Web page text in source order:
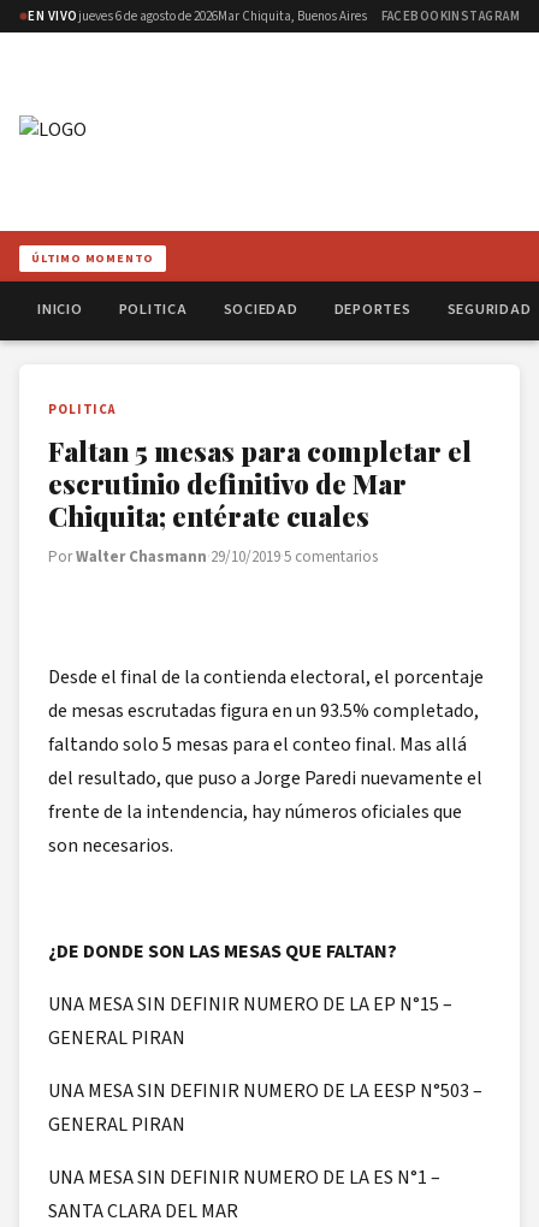
EN VIVO jueves 6 de agosto de 2026Mar Chiquita, Buenos Aires FACEBOOKINSTAGRAM
ÚLTIMO MOMENTO
INICIO POLITICA SOCIEDAD DEPORTES SEGURIDAD
POLITICA
Faltan 5 mesas para completar el
escrutinio definitivo de Mar
Chiquita; entérate cuales
PorWalter Chasmann·29/10/2019·5 comentarios
Desde el final de la contienda electoral, el porcentaje
de mesas escrutadas figura en un 93.5% completado,
faltando solo 5 mesas para el conteo final. Mas allá
del resultado, que puso a Jorge Paredi nuevamente el
frente de la intendencia, hay números oficiales que
son necesarios.
¿DE DONDE SON LAS MESAS QUE FALTAN?
UNA MESA SIN DEFINIR NUMERO DE LA EP N°15 –
GENERAL PIRAN
UNA MESA SIN DEFINIR NUMERO DE LA EESP N°503 –
GENERAL PIRAN
UNA MESA SIN DEFINIR NUMERO DE LA ES N°1 –
SANTA CLARA DEL MAR